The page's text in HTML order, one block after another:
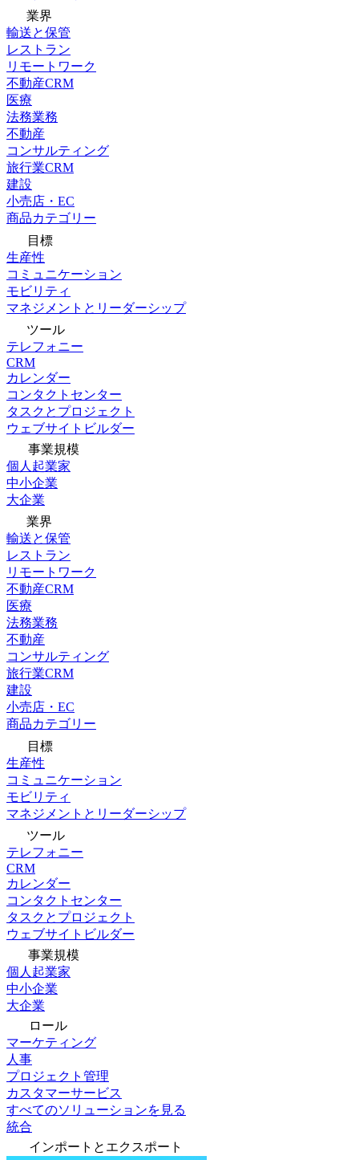
業界
輸送と保管
レストラン
リモートワーク
不動産CRM
医療
法務業務
不動産
コンサルティング
旅行業CRM
建設
小売店・EC
商品カテゴリー
目標
生産性
コミュニケーション
モビリティ
マネジメントとリーダーシップ
ツール
テレフォニー
CRM
カレンダー
コンタクトセンター
タスクとプロジェクト
ウェブサイトビルダー
事業規模
個人起業家
中小企業
大企業
業界
輸送と保管
レストラン
リモートワーク
不動産CRM
医療
法務業務
不動産
コンサルティング
旅行業CRM
建設
小売店・EC
商品カテゴリー
目標
生産性
コミュニケーション
モビリティ
マネジメントとリーダーシップ
ツール
テレフォニー
CRM
カレンダー
コンタクトセンター
タスクとプロジェクト
ウェブサイトビルダー
事業規模
個人起業家
中小企業
大企業
ロール
マーケティング
人事
プロジェクト管理
カスタマーサービス
すべてのソリューションを見る
統合
インポートとエクスポート